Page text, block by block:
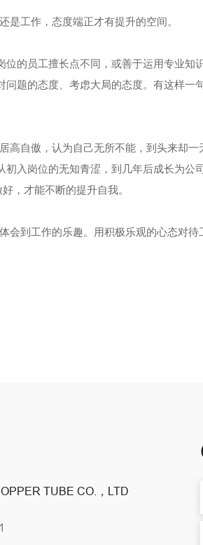
工作，态度端正才有提升的空间。
的员工擅长点不同，或善于运用专业
题的态度、考虑大局的态度。有这样一
自傲，认为自己无所不能，到头来却
入岗位的无知青涩，到几年后成长为
，才能不断的提升自我。
到工作的乐趣。用积极乐观的心态对
TUBE CO.，LTD